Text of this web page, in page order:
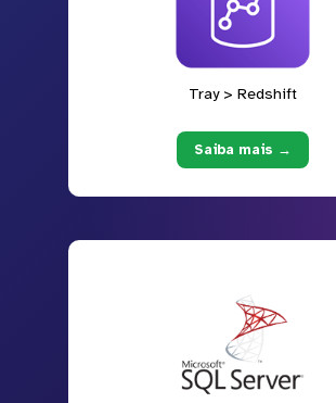
Tray > Redshift
Saiba mais →